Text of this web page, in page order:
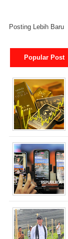
Posting Lebih Baru
Popular Post